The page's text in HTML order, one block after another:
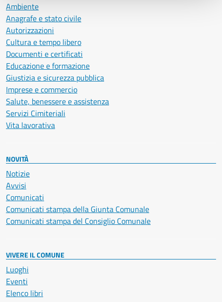
Ambiente
Anagrafe e stato civile
Autorizzazioni
Cultura e tempo libero
Documenti e certificati
Educazione e formazione
Giustizia e sicurezza pubblica
Imprese e commercio
Salute, benessere e assistenza
Servizi Cimiteriali
Vita lavorativa
NOVITÀ
Notizie
Avvisi
Comunicati
Comunicati stampa della Giunta Comunale
Comunicati stampa del Consiglio Comunale
VIVERE IL COMUNE
Luoghi
Eventi
Elenco libri